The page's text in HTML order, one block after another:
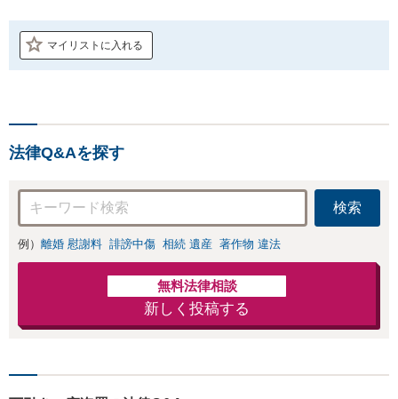
マイリストに入れる
法律Q&Aを探す
検索
例） 離婚 慰謝料 誹謗中傷 相続 遺産 著作物 違法
無料法律相談
新しく投稿する